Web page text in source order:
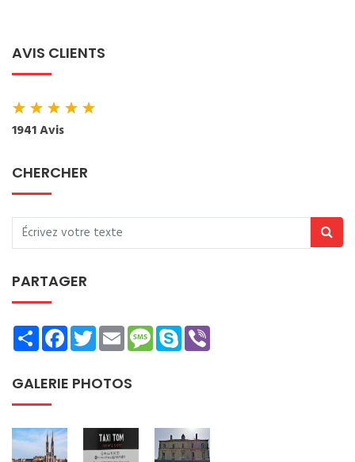
AVIS CLIENTS
★★★★★
1941 Avis
CHERCHER
PARTAGER
ShareFacebookTwitterEmailMessage
Skype
GALERIE PHOTOS